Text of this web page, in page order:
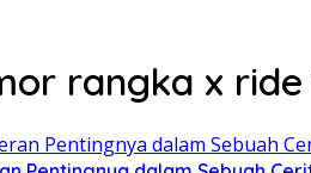
rangka x ride